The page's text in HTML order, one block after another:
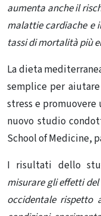
aumenta anche il
malattie cardiache e
tassi di mortalità più
La dieta
semplice per
stress e promuovere
nuovo studio
School of Medicine,
I risultati dello
misurare gli effetti
occidentale rispetto